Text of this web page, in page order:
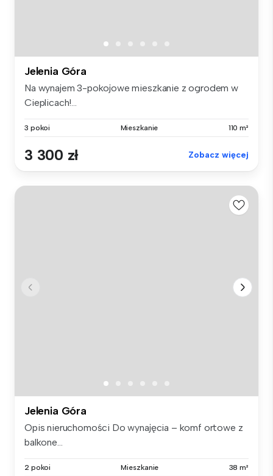
Jelenia Góra
Na wynajem 3-pokojowe mieszkanie z ogrodem w
Cieplicach!...
3 pokoi Mieszkanie 110 m²
3 300 zł Zobacz więcej
Jelenia Góra
Opis nieruchomości Do wynajęcia – komf ortowe z
balkone...
2 pokoi Mieszkanie 38 m²